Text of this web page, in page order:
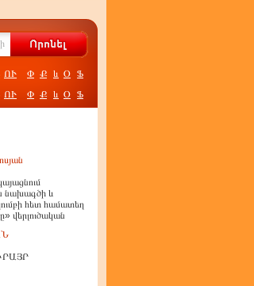
ՈՒ Փ Ք և Օ Ֆ
ՈՒ Փ Ք և Օ Ֆ
նախագծի և
հետ համատեղ
վերլուծական